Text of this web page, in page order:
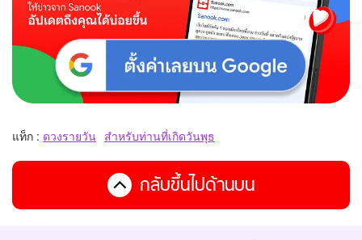
แท็ก : ดวงรายวัน สำหรับท่านที่เกิดวันพุธ
กลับขึ้นไปด้านบน